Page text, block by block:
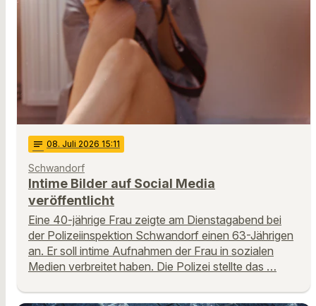
notes 08. Juli 2026 15:11
Schwandorf
Intime Bilder auf Social Media
veröffentlicht
Eine 40-jährige Frau zeigte am Dienstagabend bei
der Polizeiinspektion Schwandorf einen 63-Jährigen
an. Er soll intime Aufnahmen der Frau in sozialen
Medien verbreitet haben. Die Polizei stellte das …